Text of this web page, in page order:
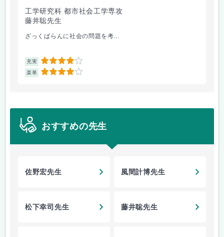
工学研究科 都市社会工学専攻
藤井聡先生
ざっくばらんに社会の問題を考...
充実 4
楽単 4
おすすめの先生
佐野宏先生 風間計博先生
松下幸司先生 藤井聡先生